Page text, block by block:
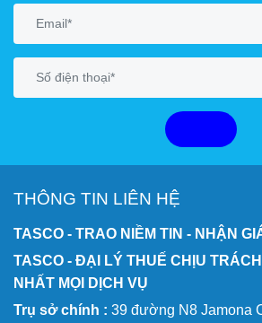
THÔNG TIN LIÊN HỆ
TASCO - TRAO NIỀM TIN - NHẬN
TASCO - ĐẠI LÝ THUẾ CHỊU
NHẤT MỌI DỊCH VỤ
Trụ sở chính : 39 đường N8 Jamona